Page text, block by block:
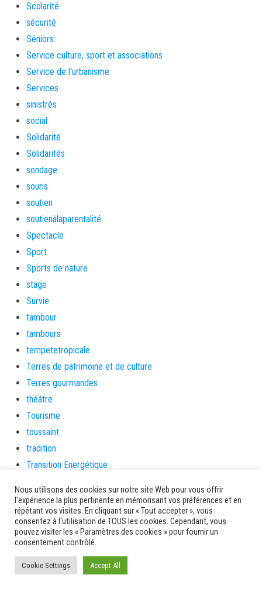
Scolarité
sécurité
Séniors
Service culture, sport et associations
Service de l'urbanisme
Services
sinistrés
social
Solidarité
Solidarités
sondage
souris
soutien
soutienàlaparentalité
Spectacle
Sport
Sports de nature
stage
Survie
tambour
tambours
tempetetropicale
Terres de patrimoine et de culture
Terres gourmandes
théâtre
Tourisme
toussaint
tradition
Transition Energétique
Travail
Travaux
Travaux THD
travaux utiles
TSUNAMI
Nous utilisons des cookies sur notre site Web pour vous offrir
l'expérience la plus pertinente en mémorisant vos préférences et en
répétant vos visites. En cliquant sur « Tout accepter », vous
consentez à l'utilisation de TOUS les cookies. Cependant, vous
pouvez visiter les « Paramètres des cookies » pour fournir un
consentement contrôlé.
Cookie Settings Accept All